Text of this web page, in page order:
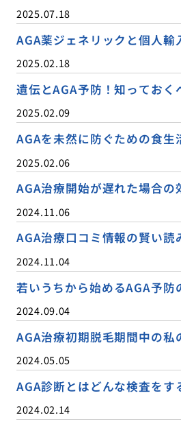
2025.07.18
AGA薬ジェネリックと個人輸
2025.02.18
遺伝とAGA予防！知っておく
2025.02.09
AGAを未然に防ぐための食生
2025.02.06
AGA治療開始が遅れた場合の
2024.11.06
AGA治療口コミ情報の賢い読
2024.11.04
若いうちから始めるAGA予防
2024.09.04
AGA治療初期脱毛期間中の私
2024.05.05
AGA診断とはどんな検査をす
2024.02.14